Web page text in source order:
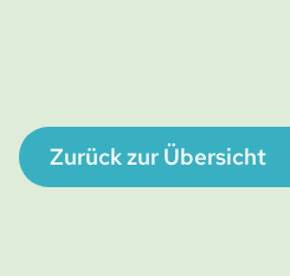
Zurück zur Übersicht